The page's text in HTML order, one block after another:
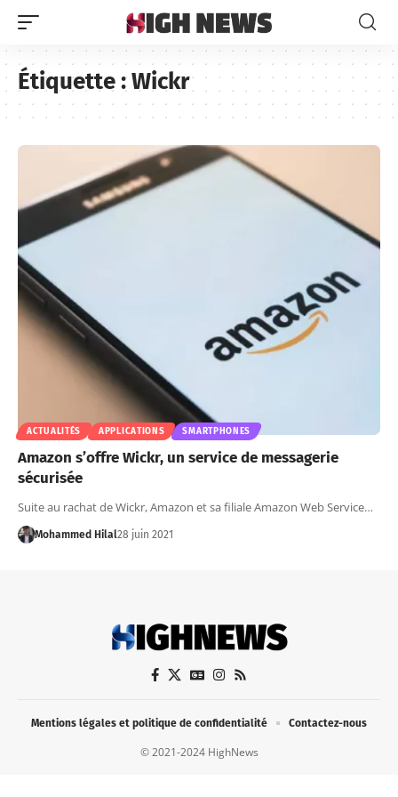
Étiquette :Wickr
ACTUALITÉS APPLICATIONS SMARTPHONES
Amazon s’offre Wickr, un service de messagerie
sécurisée
Suite au rachat de Wickr, Amazon et sa filiale Amazon Web Service…
Mohammed Hilal28 juin 2021
© 2021-2024 HighNews
Mentions légales et politique de confidentialité Contactez-nous